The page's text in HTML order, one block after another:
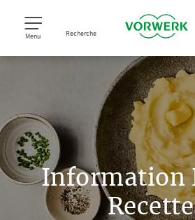
Menu Recherche
Information